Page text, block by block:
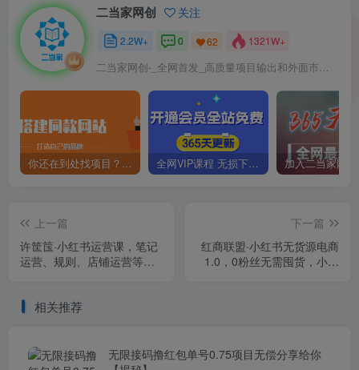
二当家网创 关注
2.2W+ 0 62 1321W+
二当家网创-_全网首发_高质量项目输出和外面市场高价课程一模一样
你还在到处找项目？还在当韭菜？我靠卖项目一个月收入5万+，曾经我也是个失败者。 全网VIP课程 无损下载~
上一篇
许筐筺·小红书运营课，​笔记
运营、规则、店铺运营等模
下一篇
红商联盟·小红书无货源电商
1.0，0粉丝无需囤货，小白
相关推荐
无限接码撸红包单号0.75项目无偿分享给你